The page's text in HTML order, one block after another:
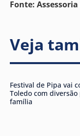
Fonte:
Veja
Festival de Pipa vai
Toledo com
família